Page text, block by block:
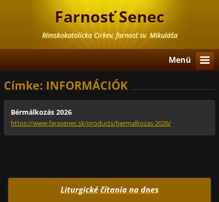
Farnosť Senec
Rímskokatolícka Cirkev, farnosť sv. Mikuláša
Menü
Címke: INFORMÁCIÓK
Bérmálkozás 2026
https://www.farasenec.sk/products/bermalkozas-2026/
Liturgické čítania na dnes